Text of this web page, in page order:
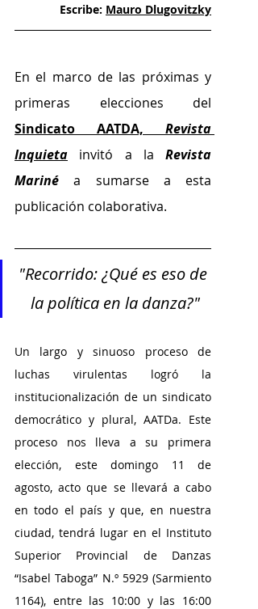
Escribe: Mauro Dlugovitzky
En el marco de las próximas y
Sindicato AATDA,
Revista
Inquieta invitó a la Revista
Mariné a sumarse a esta
publicación colaborativa.
"Recorrido: ¿Qué es eso de
la política en la danza?"
Un largo y sinuoso proceso de
luchas virulentas logró la
institucionalización de un sindicato
democrático y plural, AATDa. Este
proceso nos lleva a su primera
elección, este domingo 11 de
agosto, acto que se llevará a cabo
en todo el país y que, en nuestra
ciudad, tendrá lugar en el Instituto
Superior Provincial de Danzas
“Isabel Taboga” N.º 5929 (Sarmiento
1164), entre las 10:00 y las 16:00